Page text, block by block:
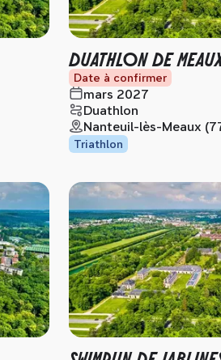
DUATHLON DE
Date à confirmer
mars 2027
Duathlon
Nanteuil-lès-Meaux
Triathlon